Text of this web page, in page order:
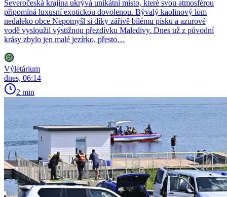
Severočeská krajina ukrývá unikátní místo, které svou atmosférou
připomíná luxusní exotickou dovolenou. Bývalý kaolinový lom
nedaleko obce Nepomyšl si díky zářivě bílému písku a azurové
vodě vysloužil výstižnou přezdívku Maledivy. Dnes už z původní
krásy zbylo jen malé jezírko, přesto…
Výletárium
dnes, 06:14
2 min